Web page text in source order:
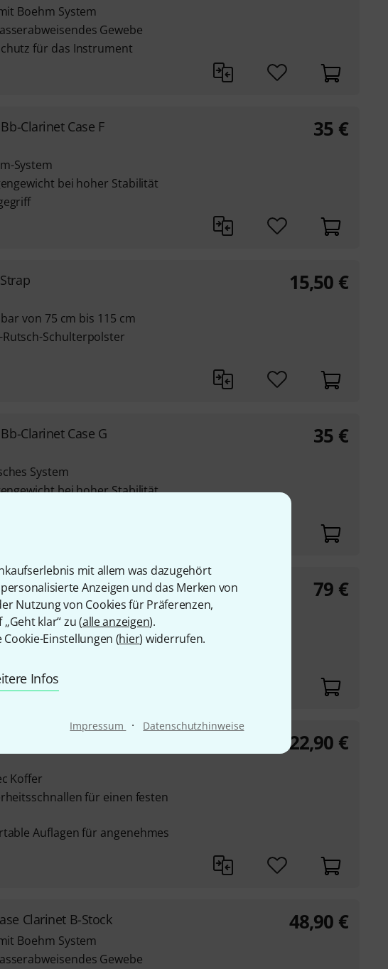
mit allem was dazugehört
Anzeigen und das Merken von
Nutzung von Cookies für Präferenzen,
klar“ zu (alle anzeigen).
Einstellungen (hier) widerrufen.
Infos
Impressum · Datenschutzhinweise
Boehm System
Gewebe
für das Instrument
Clarinet Case F
System
bei hoher Stabilität
35 €
von 75 cm bis 115 cm
Schulterpolster
15,50 €
Clarinet Case G
System
bei hoher Stabilität
35 €
Clarinet German
Deutschem System
Gewebe
79 €
Koffer
für einen festen
Auflagen für angenehmes
22,90 €
Clarinet B-Stock
Boehm System
Gewebe
48,90 €